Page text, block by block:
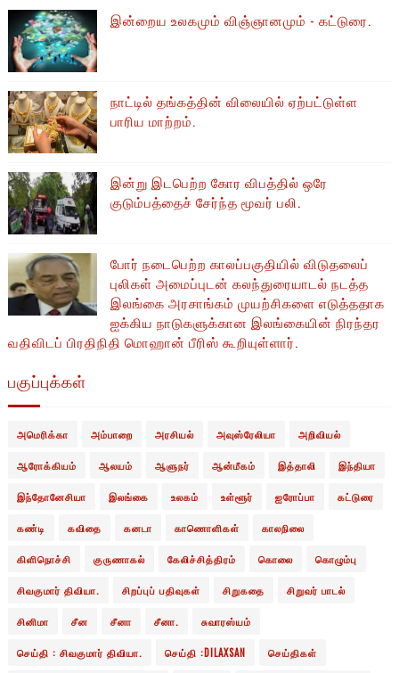
இன்றைய உலகமும் விஞ்ஞானமும் - கட்டுரை.
நாட்டில் தங்கத்தின் விலையில் ஏற்பட்டுள்ள
பாரிய மாற்றம்.
இன்று இடபெற்ற கோர விபத்தில் ஒரே
குடும்பத்தைச் சேர்ந்த மூவர் பலி.
போர் நடைபெற்ற காலப்பகுதியில் ​​விடுதலைப்
புலிகள் அமைப்புடன் கலந்துரையாடல் நடத்த
இலங்கை அரசாங்கம் முயற்சிகளை எடுத்ததாக
ஐக்கிய நாடுகளுக்கான இலங்கையின் நிரந்தர
வதிவிடப் பிரதிநிதி மொஹான் பீரிஸ் கூறியுள்ளார்.
பகுப்புக்கள்
அமெரிக்கா அம்பாறை அரசியல் அவுஸ்ரேலியா அறிவியல்
ஆரோக்கியம் ஆலயம் ஆளுநர் ஆன்மீகம் இத்தாலி இந்தியா
இந்தோனேசியா இலங்கை உலகம் உள்ளூர் ஐரோப்பா கட்டுரை
கண்டி கவிதை கனடா காணொளிகள் காலநிலை
கிளிநொச்சி குருணாகல் கேலிச்சித்திரம் கொலை கொழும்பு
சிவகுமார் திவியா. சிறப்புப் பதிவுகள் சிறுகதை சிறுவர் பாடல்
சினிமா சீன சீனா சீனா. சுவாரஸ்யம்
செய்தி : சிவகுமார் திவியா. செய்தி :DILAXSAN செய்திகள்